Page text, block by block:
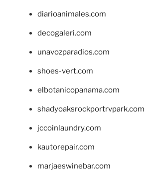
diarioanimales.com
decogaleri.com
unavozparadios.com
shoes-vert.com
elbotanicopanama.com
shadyoaksrockportrvpark.com
jccoinlaundry.com
kautorepair.com
marjaeswinebar.com